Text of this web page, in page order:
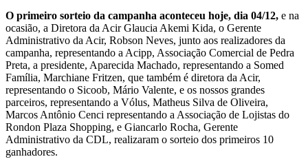
O primeiro sorteio da campanha aconteceu hoje, dia 04/12, e na
ocasião, a Diretora da Acir Glaucia Akemi Kida, o Gerente
Administrativo da Acir, Robson Neves, junto aos realizadores da
campanha, representando a Acipp, Associação Comercial de Pedra
Preta, a presidente, Aparecida Machado, representando a Somed
Família, Marchiane Fritzen, que também é diretora da Acir,
representando o Sicoob, Mário Valente, e os nossos grandes
parceiros, representando a Vólus, Matheus Silva de Oliveira,
Marcos Antônio Cenci representando a Associação de Lojistas do
Rondon Plaza Shopping, e Giancarlo Rocha, Gerente
Administrativo da CDL, realizaram o sorteio dos primeiros 10
ganhadores.